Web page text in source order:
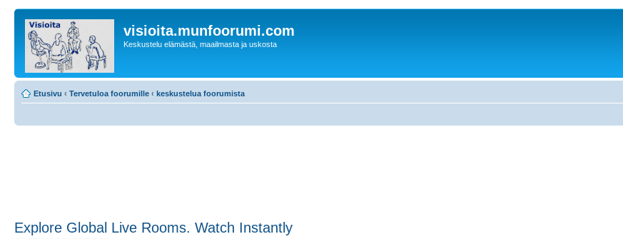
visioita.munfoorumi.com
Keskustelu elämästä, maailmasta ja uskosta
Etusivu ‹ Tervetuloa foorumille ‹ keskustelua foorumista
Explore Global Live Rooms. Watch Instantly